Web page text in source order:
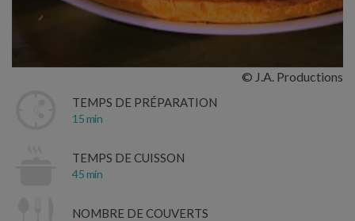
© J.A. Productions
TEMPS DE PRÉPARATION
15 min
TEMPS DE CUISSON
45 min
NOMBRE DE COUVERTS